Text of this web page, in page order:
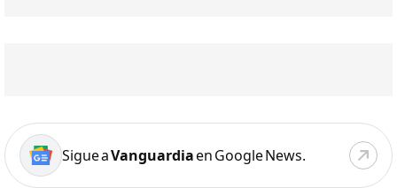
Sigue aVanguardiaen Google News.